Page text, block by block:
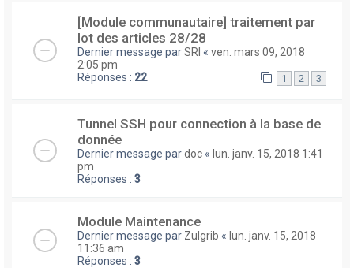
[Module communautaire] traitement par
lot des articles 28/28
Dernier message parSRI « ven. mars 09, 2018
2:05 pm
Réponses : 22 1 2 3
Tunnel SSH pour connection à la base de
donnée
Dernier message pardoc « lun. janv. 15, 2018 1:41
pm
Réponses : 3
Module Maintenance
Dernier message par Zulgrib « lun. janv. 15, 2018
11:36 am
Réponses : 3